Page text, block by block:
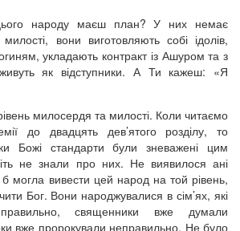
народу маєш план? У них немає
вони виготовляють собі ідолів,
укладають контракт із Ашуром та з
як відступники. А Ти кажеш: «Я
милосердя та милості. Коли читаємо
до двадцять дев’ятого розділу, то
Божі стандарти були зневажені цим
не знали про них. Не виявилося ані
могла вивести цей народ на той рівень,
Бог. Вони народжувалися в сім’ях, які
священники вже думали
вже пророкували неправильно. Не було